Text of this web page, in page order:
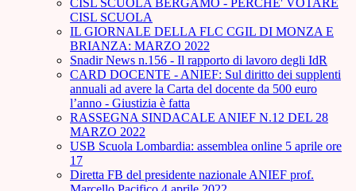
CISL SCUOLA BERGAMO - PERCHE' VOTARE
CISL SCUOLA
IL GIORNALE DELLA FLC CGIL DI MONZA E
BRIANZA: MARZO 2022
Snadir News n.156 - Il rapporto di lavoro degli IdR
CARD DOCENTE - ANIEF: Sul diritto dei supplenti
annuali ad avere la Carta del docente da 500 euro
l’anno - Giustizia è fatta
RASSEGNA SINDACALE ANIEF N.12 DEL 28
MARZO 2022
USB Scuola Lombardia: assemblea online 5 aprile ore
17
Diretta FB del presidente nazionale ANIEF prof.